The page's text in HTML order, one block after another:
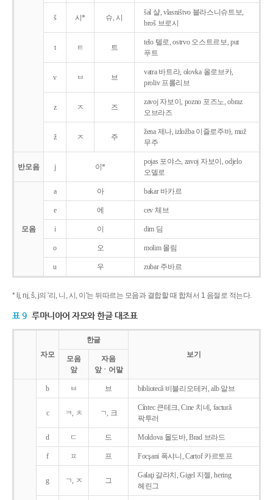
š 시* 슈, 시
šal 샬, vlasništvo 블라스니슈트보,
broš 브로시
t ㅌ 트
telo 텔로, ostrvo 오스트르보, put
푸트
v ㅂ 브
vatra 바트라, olovka 올로브카,
proliv 프롤리브
z ㅈ 즈
zavoj 자보이, pozno 포즈노, obraz
오브라즈
ž ㅈ 주
žena 제나, izložba 이즐로주바, muž
무주
반모음 j 이*
pojas 포야스, zavoj 자보이, odjelo
오델로
모음
a 아 bakar 바카르
e 에 cev 체브
i 이 dim 딤
o 오 molim 몰림
u 우 zubar 주바르
* lj, nj, š, j의 '리, 니, 시, 이'는 뒤따르는 모음과 결합할 때 합쳐서 1 음절로 적는다.
표 9 루마니아어 자모와 한글 대조표
자모
한글
보기
모음
앞
자음
앞ㆍ어말
b ㅂ 브 bibliotecǎ 비블리오테커, alb 알브
c ㅋ, ㅊ ㄱ, 크
Cîntec 큰테크, Cine 치네, facturǎ
팍투러
d ㄷ 드 Moldova 몰도바, Brad 브라드
f ㅍ 프 Focşani 폭샤니, Cartof 카르토프
g ㄱ, ㅈ 그
Galaţi 갈라치, Gigel 지젤, hering
헤린그